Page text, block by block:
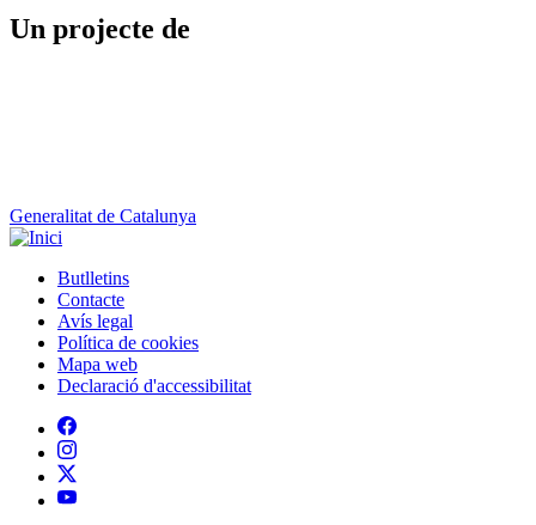
Un projecte de
Avís legal
Política de cookies
Mapa web
Declaració d'accessibilitat